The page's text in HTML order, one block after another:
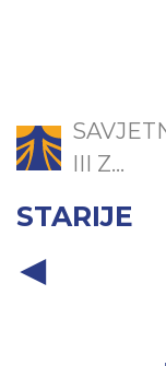
III Z...
STARIJE